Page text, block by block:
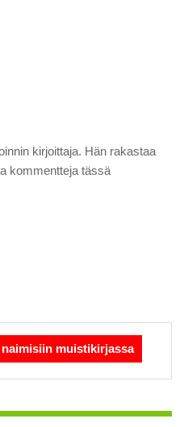
kirjoittaja. Hän rakastaa
kommentteja tässä
muistikirjassa